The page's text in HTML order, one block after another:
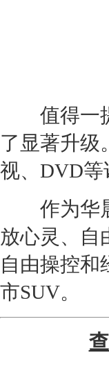
值得一提
了显著升级
视、DVD等
作为华
放心灵、自
自由操控和
市SUV。